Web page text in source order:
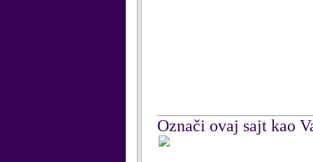
Označi ovaj sajt kao